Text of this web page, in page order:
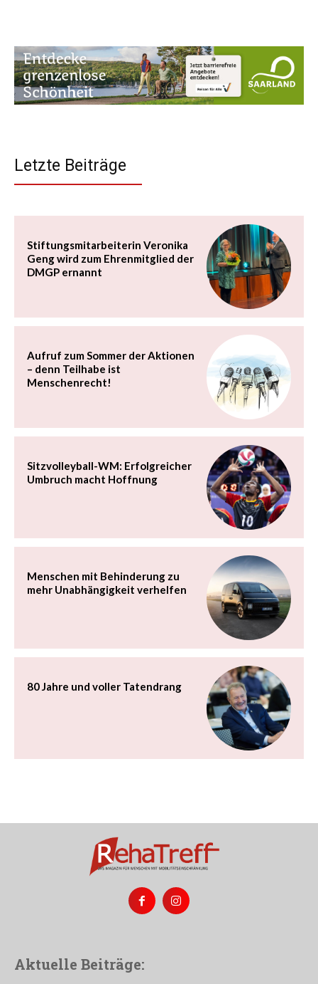
Letzte Beiträge
Stiftungsmitarbeiterin Veronika
Geng wird zum Ehrenmitglied der
DMGP ernannt
Aufruf zum Sommer der Aktionen
– denn Teilhabe ist
Menschenrecht!
Sitzvolleyball-WM: Erfolgreicher
Umbruch macht Hoffnung
Menschen mit Behinderung zu
mehr Unabhängigkeit verhelfen
80 Jahre und voller Tatendrang
Aktuelle Beiträge: